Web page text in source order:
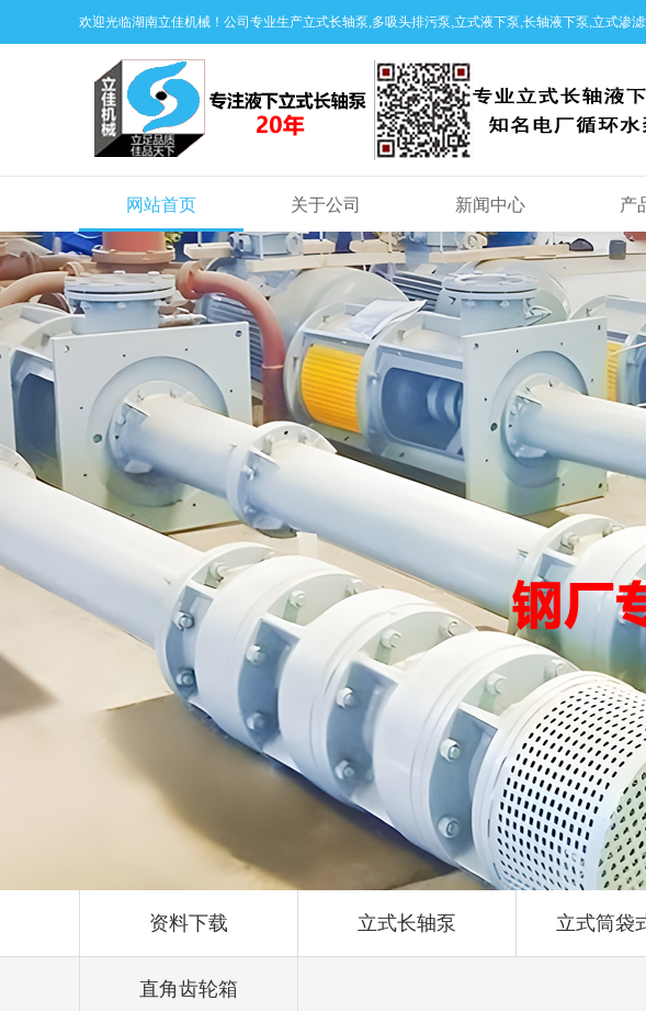
欢迎光临湖南立佳机械！公司专业生产立式长轴泵,多吸头排污泵,立式液下泵,长轴液下泵,立式渗
网站首页 关于公司 新闻中心 产
资料下载 立式长轴泵 立式筒袋
直角齿轮箱